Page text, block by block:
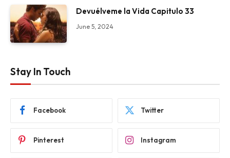
Devuélveme la Vida Capitulo 33
June 5, 2024
Stay In Touch
Facebook Twitter
Pinterest Instagram